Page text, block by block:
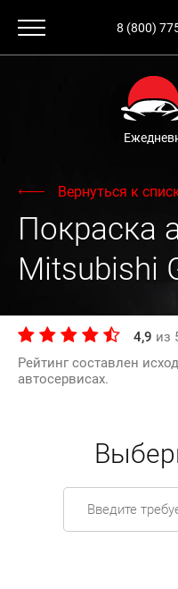
8 (800)
Вернуться к
Покраска
Mitsubishi
4,9 из
Рейтинг составлен
автосервисах.